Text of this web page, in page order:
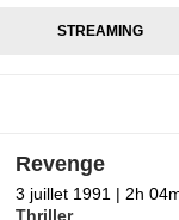
STREAMING
Revenge
3 juillet 1991 | 2h
Thriller